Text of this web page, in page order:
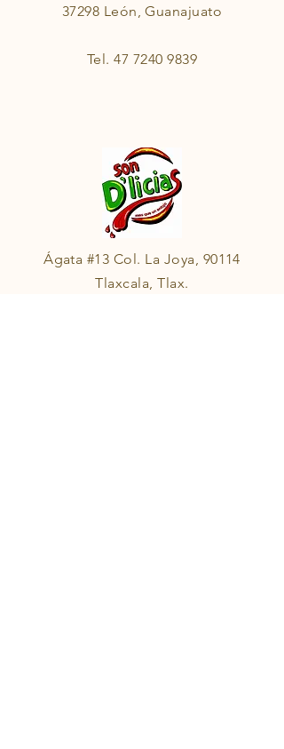
37298 León, Guanajuato
Tel.47 7240 9839
Ágata #13 Col. La Joya, 90114
Tlaxcala, Tlax.